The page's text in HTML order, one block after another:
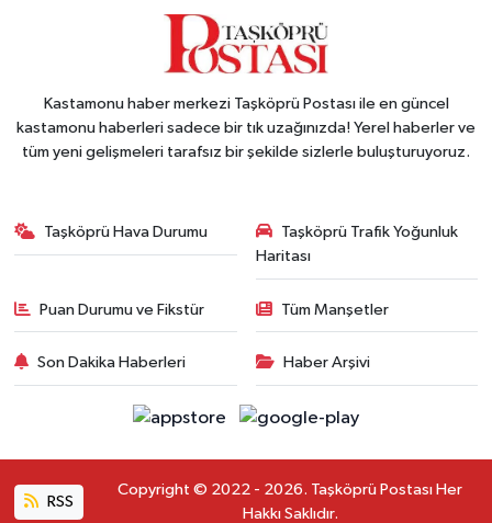
Kastamonu haber merkezi Taşköprü Postası ile en güncel
kastamonu haberleri sadece bir tık uzağınızda! Yerel haberler ve
tüm yeni gelişmeleri tarafsız bir şekilde sizlerle buluşturuyoruz.
Taşköprü Hava Durumu
Taşköprü Trafik Yoğunluk
Haritası
Puan Durumu ve Fikstür Tüm Manşetler
Son Dakika Haberleri Haber Arşivi
RSS
Copyright © 2022 - 2026. Taşköprü Postası Her
Hakkı Saklıdır.